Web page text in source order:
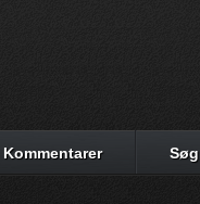
Kommentarer Søg